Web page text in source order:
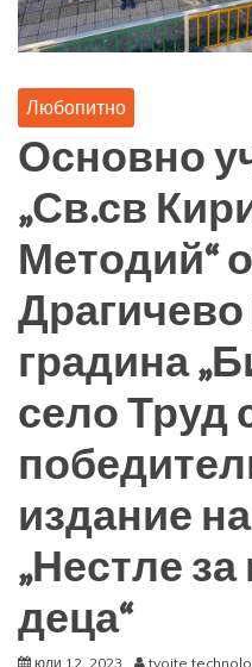
Любопитно
Основно
„Св.св
Методий“
Драгичево
градина
село Труд
издание
„Нестле
деца“
юли 12, 2023 tvoite